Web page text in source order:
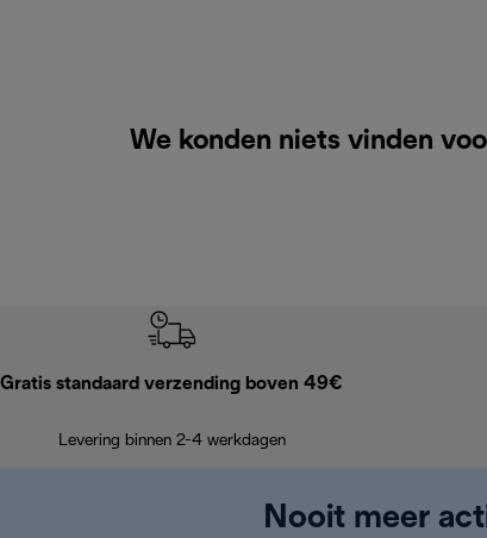
We konden niets vinden
Gratis standaard verzending boven 49€
Levering binnen 2-4 werkdagen
Nooit meer